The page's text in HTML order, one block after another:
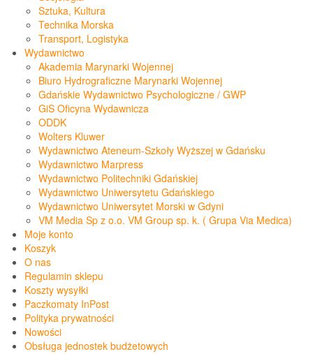
Sztuka, Kultura
Technika Morska
Transport, Logistyka
Wydawnictwo
Akademia Marynarki Wojennej
Biuro Hydrograficzne Marynarki Wojennej
Gdańskie Wydawnictwo Psychologiczne / GWP
GiS Oficyna Wydawnicza
ODDK
Wolters Kluwer
Wydawnictwo Ateneum-Szkoły Wyższej w Gdańsku
Wydawnictwo Marpress
Wydawnictwo Politechniki Gdańskiej
Wydawnictwo Uniwersytetu Gdańskiego
Wydawnictwo Uniwersytet Morski w Gdyni
VM Media Sp z o.o. VM Group sp. k. ( Grupa Via Medica)
Moje konto
Koszyk
O nas
Regulamin sklepu
Koszty wysyłki
Paczkomaty InPost
Polityka prywatności
Nowości
Obsługa jednostek budżetowych